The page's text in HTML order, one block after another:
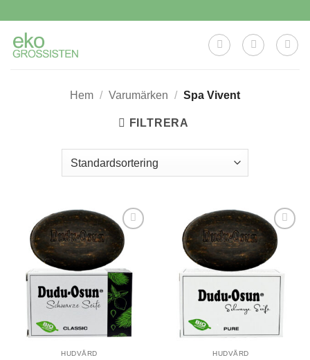
content
Hem / Varumärken / Spa Vivent
FILTRERA
Lägg till i
önskelistan
HUDVÅRD
Lägg till i
önskelistan
HUDVÅRD